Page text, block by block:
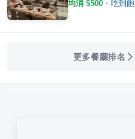
均消 $500 ・ 吃到飽
更多餐廳排名